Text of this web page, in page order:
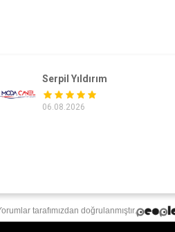
Serpil Yıldırım
06.08.2026
tarafımızdan doğrulanmıştır.